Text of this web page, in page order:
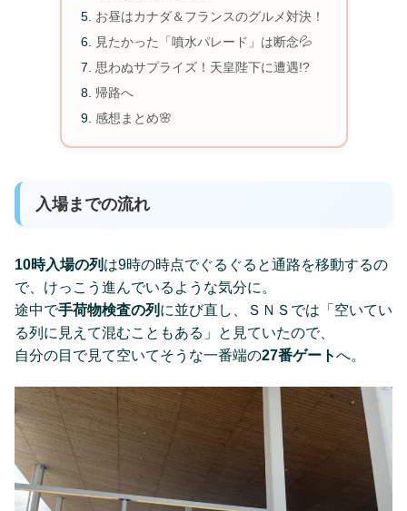
お昼はカナダ＆フランスのグルメ対決！
見たかった「噴水パレード」は断念💦
思わぬサプライズ！天皇陛下に遭遇!?
帰路へ
感想まとめ🌸
入場までの流れ
10時入場の列 は9時の時点でぐるぐると通路を移動するの
で、けっこう進んでいるような気分に。
途中で手荷物検査の列 に並び直し、ＳＮＳでは「空いてい
る列に見えて混むこともある」と見ていたので、
自分の目で見て空いてそうな一番端の27番ゲートへ。